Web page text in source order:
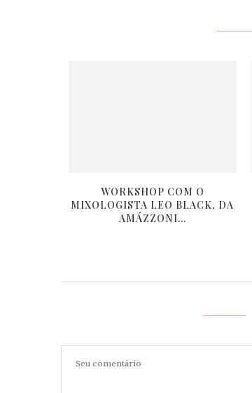
WORKSHOP COM O
MIXOLOGISTA LEO BLACK, DA
AMÁZZONI...